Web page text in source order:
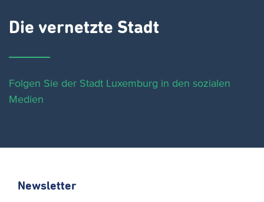
Die vernetzte Stadt
Folgen Sie der Stadt Luxemburg in den sozialen
Medien
Newsletter